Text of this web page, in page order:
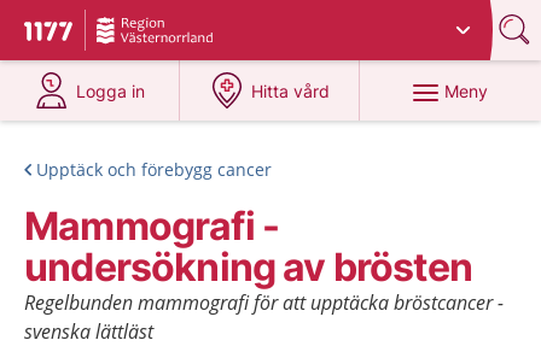
Till startsidan för 1177
Du har valt region
Logga in
på 1177.se
Hitta vård
på 1177.se
Meny
Upptäck och förebygg cancer
Mammografi -
undersökning av brösten
Regelbunden mammografi för att upptäcka bröstcancer -
svenska lättläst